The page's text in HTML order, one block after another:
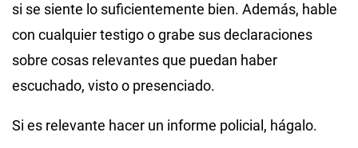
si se siente lo suficientemente bien. Además, hable
con cualquier testigo o grabe sus declaraciones
sobre cosas relevantes que puedan haber
escuchado, visto o presenciado.
Si es relevante hacer un informe policial, hágalo.